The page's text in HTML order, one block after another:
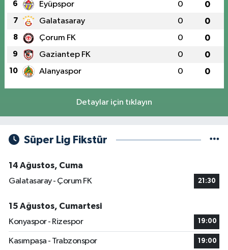
6 Eyüpspor 0 0
7 Galatasaray 0 0
8 Çorum FK 0 0
9 Gaziantep FK 0 0
10 Alanyaspor 0 0
Detaylar için tıklayın
Süper Lig Fikstür
14 Ağustos, Cuma
Galatasaray - Çorum FK
21:30
15 Ağustos, Cumartesi
Konyaspor - Rizespor
19:00
Kasımpaşa - Trabzonspor 19:00